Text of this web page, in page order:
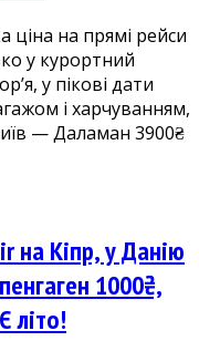
ціна на прямі рейси
у курортний
у пікові дати
і харчуванням,
— Даламан 3900₴
на Кіпр, у Данію
1000₴,
літо!